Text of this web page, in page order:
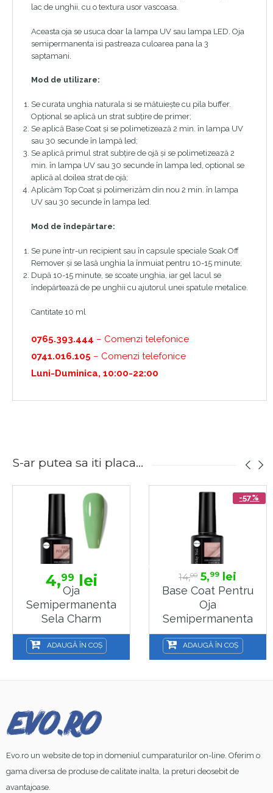
lac de unghii, cu o textura usor vascoasa.
Aceasta oja se usuca doar la lampa UV sau lampa LED. Oja
semipermanenta isi pastreaza culoarea pana la 3
saptamani.
Mod de utilizare:
Se curata unghia naturala si se mătuiește cu pila buffer.
Opțional se aplică un strat subțire de primer;
Se aplică Base Coat și se polimetizează 2 min. în lampa UV
sau 30 secunde în lampă led;
Se aplică primul strat subțire de ojă și se polimetizează 2
min. în lampa UV sau 30 secunde în lampa led, optional se
aplică al doilea strat de ojă;
Aplicăm Top Coat și polimerizăm din nou 2 min. în lampa
UV sau 30 secunde în lampa led.
Mod de îndepărtare:
Se pune într-un recipient sau în capsule speciale Soak Off
Remover și se lasă unghia la înmuiat pentru 10-15 minute;
După 10-15 minute, se scoate unghia, iar gel lacul se
îndepărtează de pe unghii cu ajutorul unei spatule metalice.
Cantitate 10 ml
0765.393.444 – Comenzi telefonice
0741.016.105 – Comenzi telefonice
Luni-Duminica, 10:00-22:00
S-ar putea sa iti placa...
4,99 lei
Oja
Semipermanenta
Sela Charm
Collection, 14
ADAUGĂ ÎN COȘ
-57%
14,00 5,99 lei
Base Coat Pentru
Oja
Semipermanenta
Sela Vicky
Collection
ADAUGĂ ÎN COȘ
Evo.ro un website de top in domeniul cumparaturilor on-line. Oferim o
gama diversa de produse de calitate inalta, la preturi deosebit de
avantajoase.